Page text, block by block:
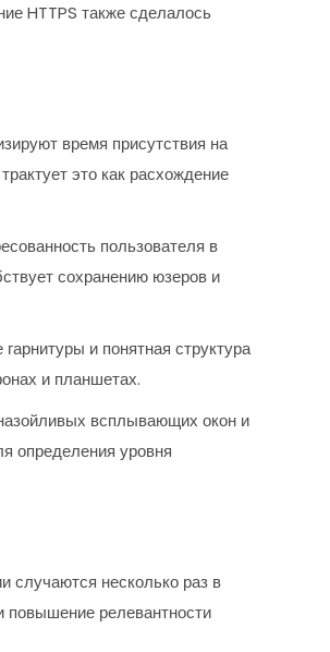
HTTPS также сделалось
время присутствия на
это как расхождение
пользователя в
сохранению юзеров и
и понятная структура
и планшетах.
всплывающих окон и
определения уровня
случаются несколько раз в
повышение релевантности